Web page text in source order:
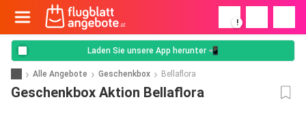
!
Laden Sie unsere App herunter 📲
Alle Angebote Geschenkbox Bellaflora
Geschenkbox Aktion Bellaflora